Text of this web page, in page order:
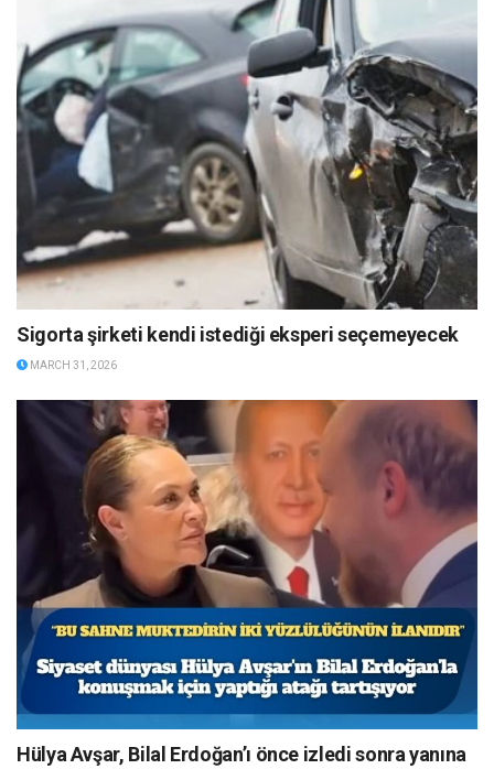
Sigorta şirketi kendi istediği eksperi seçemeyecek
MARCH 31, 2026
Hülya Avşar, Bilal Erdoğan’ı önce izledi sonra yanına